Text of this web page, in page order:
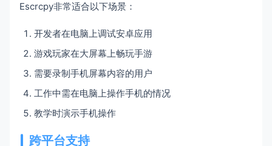
Escrcpy非常适合以下场景：
开发者在电脑上调试安卓应用
游戏玩家在大屏幕上畅玩手游
需要录制手机屏幕内容的用户
工作中需在电脑上操作手机的情况
教学时演示手机操作
跨平台支持